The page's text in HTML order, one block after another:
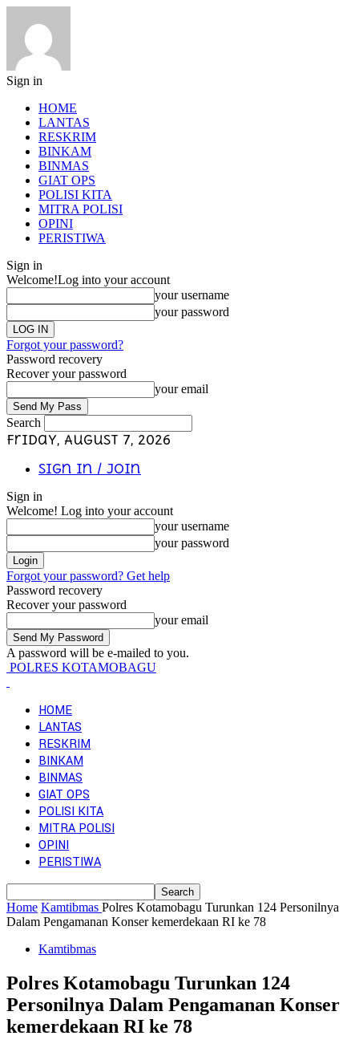
Sign in
HOME
LANTAS
RESKRIM
BINKAM
BINMAS
GIAT OPS
POLISI KITA
MITRA POLISI
OPINI
PERISTIWA
Sign in
Welcome!Log into your account
your username
your password
Forgot your password?
Password recovery
Recover your password
your email
Search
Friday, August 7, 2026
Sign in / Join
Sign in
Welcome! Log into your account
your username
your password
Forgot your password? Get help
Password recovery
Recover your password
your email
A password will be e-mailed to you.
POLRES KOTAMOBAGU
HOME
LANTAS
RESKRIM
BINKAM
BINMAS
GIAT OPS
POLISI KITA
MITRA POLISI
OPINI
PERISTIWA
Home Kamtibmas Polres Kotamobagu Turunkan 124 Personilnya
Dalam Pengamanan Konser kemerdekaan RI ke 78
Kamtibmas
Polres Kotamobagu Turunkan 124
Personilnya Dalam Pengamanan Konser
kemerdekaan RI ke 78